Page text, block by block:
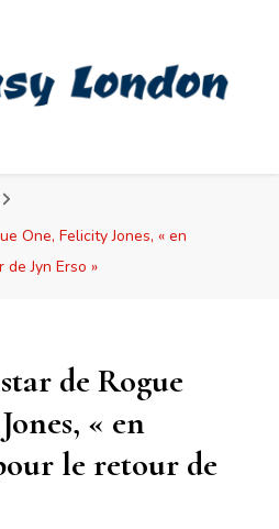
One, Felicity Jones, « en
Jyn Erso »
de Rogue
« en
le retour de